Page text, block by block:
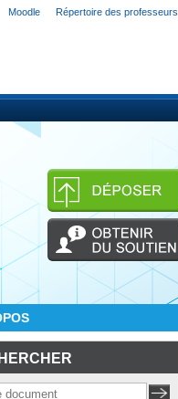
Moodle Répertoire des professeurs